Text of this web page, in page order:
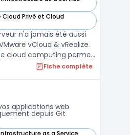
& vRealize dans cette catégorie
Cloud Privé et Cloud
& vRealize dans cette catégorie
n'a jamais été aussi
vCloud & vRealize.
cloud computing permet
gérer leur infrastructure
pour la gestion
Fiche complète
applications web
depuis Git
as a Service